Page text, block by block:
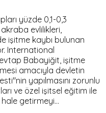
yüzde 0,1-0,3
evlilikleri,
işitme kaybı bulunan
International
Babayiğit, işitme
amacıyla devletin
yapılmasını zorunlu
ve özel işitsel eğitim ile
getirmeyi…